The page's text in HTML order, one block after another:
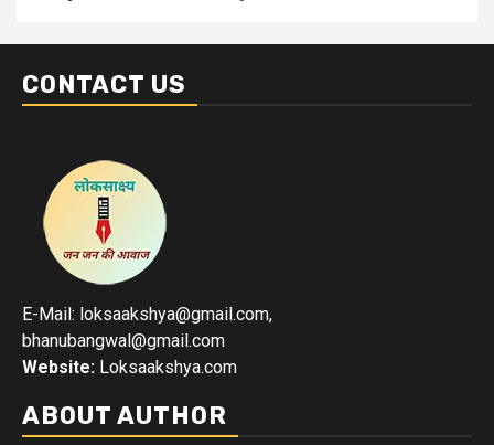
CONTACT US
E-Mail: loksaakshya@gmail.com,
bhanubangwal@gmail.com
Website: Loksaakshya.com
ABOUT AUTHOR